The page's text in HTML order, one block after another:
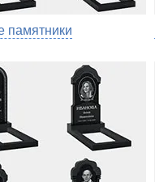
памятники